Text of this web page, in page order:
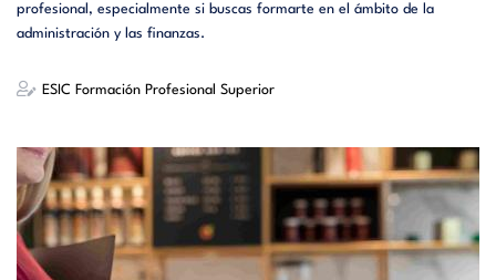
profesional, especialmente si buscas formarte en el ámbito de la
administración y las finanzas.
ESIC Formación Profesional Superior